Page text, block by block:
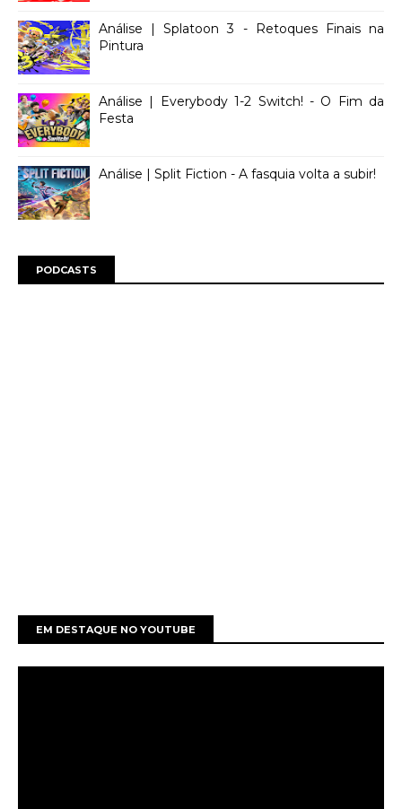
Análise | Splatoon 3 - Retoques Finais na
Pintura
Análise | Everybody 1-2 Switch! - O Fim da
Festa
Análise | Split Fiction - A fasquia volta a subir!
PODCASTS
EM DESTAQUE NO YOUTUBE